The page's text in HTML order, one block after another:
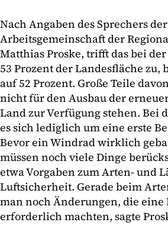
Nach Angaben des Sprechers der
Arbeitsgemeinschaft der
Matthias Proske, trifft das bei
53 Prozent der Landesfläche zu,
auf 52 Prozent. Große Teile
nicht für den Ausbau der
Land zur Verfügung stehen. Bei
es sich lediglich um eine erste
Bevor ein Windrad wirklich
müssen noch viele Dinge
etwa Vorgaben zum Arten- und
Luftsicherheit. Gerade beim
man noch Änderungen, die eine
erforderlich machten, sagte